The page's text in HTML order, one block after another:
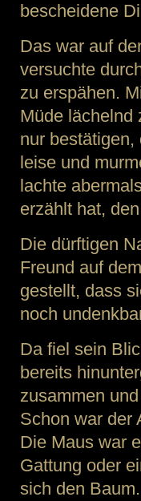
bescheidene
Das war auf
versuchte
zu erspähen.
Müde lächelnd
nur
leise und
lachte
erzählt hat,
Die dürftigen
Freund auf
gestellt, dass
noch
Da fiel sein
bereits
zusammen
Schon war der
Die Maus war
Gattung oder
sich den